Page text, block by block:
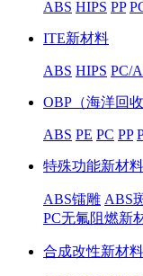
ABS HIPS PP
ITE新材料
ABS HIPS PC/
OBP（海洋回
ABS PE PC PP
特殊功能新材料
ABS镭雕 ABS
PC无氟阻燃新
合成改性新材料